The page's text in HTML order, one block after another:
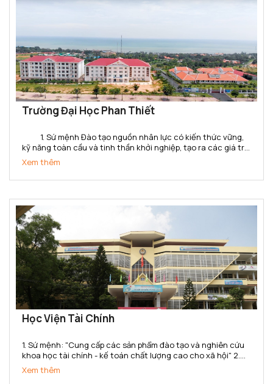
Trường Đại Học Phan Thiết
kỹ năng toàn cầu và tinh thần khởi nghiệp, tạo ra các giá trị
gia tăng cho doanh nghiệp, tổ chức và xã hội ở tỉnh Bình
Thuận và khu vực. Cung cấp các dịch...
Xem thêm
Học Viện Tài Chính
1. Sứ mệnh: "Cung cấp các sản phẩm đào tạo và nghiên cứu
khoa học tài chính - kế toán chất lượng cao cho xã hội" 2.
Tầm nhìn: Đến năm 2020 đạt chuẩn chất lượng khu vực Châu
Á. Thực hiện tốt sứ mệnh cung cấp các sản...
Xem thêm